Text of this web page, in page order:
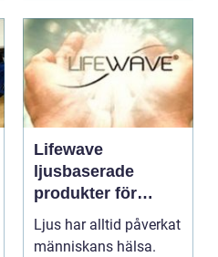
Lifewave
ljusbaserade
produkter för
hälsa och
välbefinnande
Ljus har alltid påverkat
människans hälsa.